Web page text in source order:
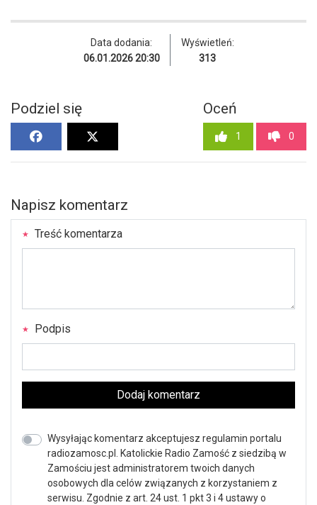
Data dodania:
06.01.2026 20:30
Wyświetleń:
313
Podziel się Oceń
1 0
Napisz komentarz
Treść komentarza
Podpis
Dodaj komentarz
Wysyłając komentarz akceptujesz regulamin portalu
radiozamosc.pl. Katolickie Radio Zamość z siedzibą w
Zamościu jest administratorem twoich danych
osobowych dla celów związanych z korzystaniem z
serwisu. Zgodnie z art. 24 ust. 1 pkt 3 i 4 ustawy o